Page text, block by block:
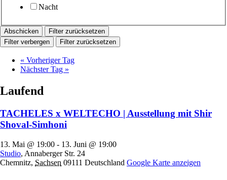
Nacht
Filter zurücksetzen
Filter verbergen
Filter zurücksetzen
« Vorheriger Tag
Nächster Tag »
Laufend
TACHELES x WELTECHO | Ausstellung mit Shir
Shoval-Simhoni
13. Mai @ 19:00 - 13. Juni @ 19:00
Studio, Annaberger Str. 24
Chemnitz, Sachsen 09111 Deutschland Google Karte anzeigen